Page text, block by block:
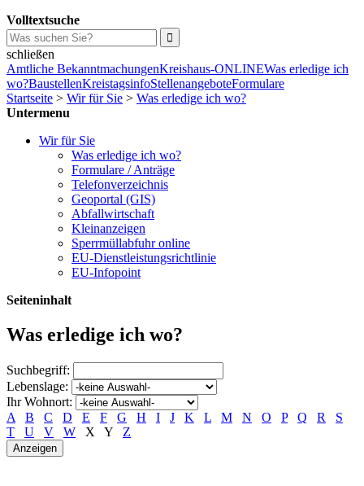
Volltextsuche
schließen
Amtliche BekanntmachungenKreishaus-ONLINEWas erledige ich
wo?BaustellenKreistagsinfoStellenangeboteFormulare
Startseite > Wir für Sie > Was erledige ich wo?
Untermenu
Wir für Sie
Was erledige ich wo?
Formulare / Anträge
Telefonverzeichnis
Geoportal (GIS)
Abfallwirtschaft
Kleinanzeigen
Sperrmüllabfuhr online
EU-Dienstleistungsrichtlinie
EU-Infopoint
Seiteninhalt
Was erledige ich wo?
Suchbegriff:
Lebenslage:
Ihr Wohnort:
A
B C D E F G H I J K L M N O P Q R
S
T
U V W X Y Z